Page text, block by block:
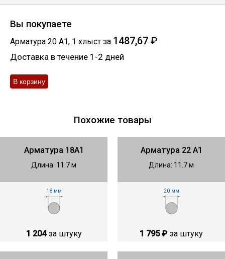
Вы покупаете
Арматура 20 А1, 1 хлыст за 1487,67 ₽
Доставка в течение 1-2 дней
Похожие товары
Арматура 18А1
Длина: 11.7 м
18 мм
1 204 за штуку
Арматура 22 А1
Длина: 11.7 м
20 мм
1 795 ₽ за штуку